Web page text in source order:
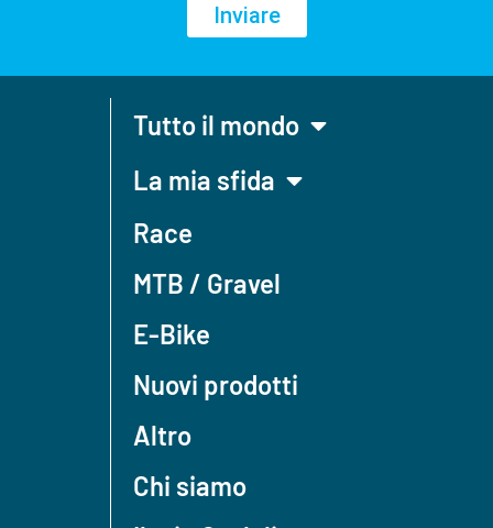
Inviare
Tutto il mondo
La mia sfida
Race
MTB / Gravel
E-Bike
Nuovi prodotti
Altro
Chi siamo